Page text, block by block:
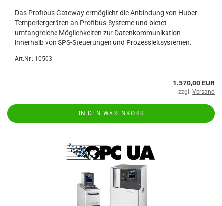
Das Profibus-Gateway ermöglicht die Anbindung von Huber-
Temperiergeräten an Profibus-Systeme und bietet
umfangreiche Möglichkeiten zur Datenkommunikation
innerhalb von SPS-Steuerungen und Prozessleitsystemen.
Art.Nr.: 10503
1.570,00 EUR
zzgl. Versand
IN DEN WARENKORB